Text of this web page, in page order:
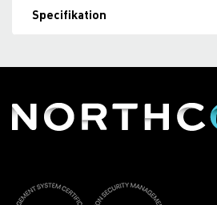
Specifikation